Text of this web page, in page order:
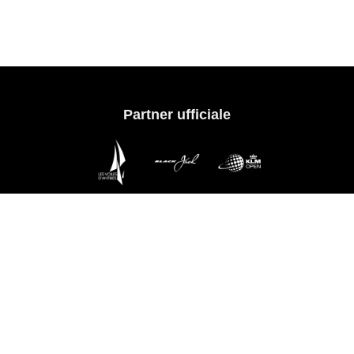
Partner ufficiale